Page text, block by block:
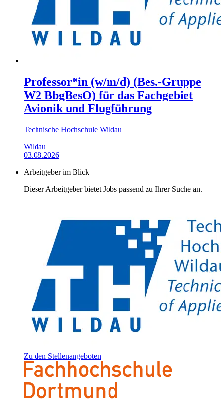
Professor*in (w/m/d) (Bes.-Gruppe
W2 BbgBesO) für das Fachgebiet
Avionik und Flugführung
Technische Hochschule Wildau
Wildau
03.08.2026
Arbeitgeber im Blick
Dieser Arbeitgeber bietet Jobs passend zu Ihrer Suche an.
Zu den Stellenangeboten